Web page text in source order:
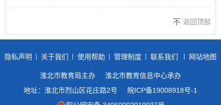
返回顶部
隐私声明 关于我们 使用帮助 管理制度 联系我们 网站地图
淮北市教育局主办
淮北市教育信息中心承办
地址：淮北市烈山区花庄路2号
皖ICP备19008918号-1